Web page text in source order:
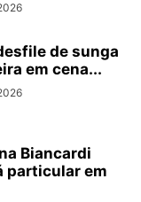
de sunga
em cena...
Biancardi
particular em